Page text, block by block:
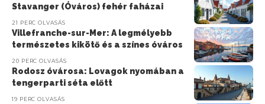
Stavanger (Óváros) fehér faházai
21 PERC OLVASÁS
Villefranche-sur-Mer: A legmélyebb
természetes kikötő és a színes óváros
20 PERC OLVASÁS
Rodosz óvárosa: Lovagok nyomában a
tengerparti séta előtt
19 PERC OLVASÁS